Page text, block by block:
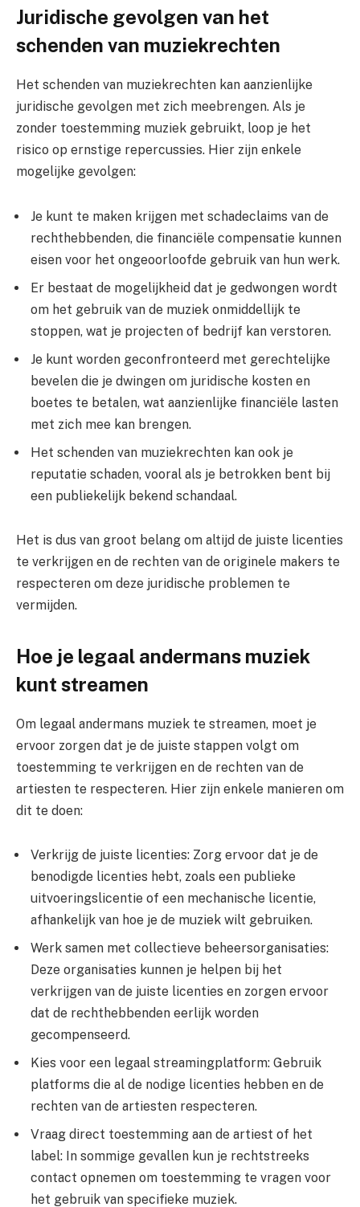
Juridische gevolgen van het
schenden van muziekrechten
Het schenden van muziekrechten kan aanzienlijke
juridische gevolgen met zich meebrengen. Als je
zonder toestemming muziek gebruikt, loop je het
risico op ernstige repercussies. Hier zijn enkele
mogelijke gevolgen:
Je kunt te maken krijgen met schadeclaims van de
rechthebbenden, die financiële compensatie kunnen
eisen voor het ongeoorloofde gebruik van hun werk.
Er bestaat de mogelijkheid dat je gedwongen wordt
om het gebruik van de muziek onmiddellijk te
stoppen, wat je projecten of bedrijf kan verstoren.
Je kunt worden geconfronteerd met gerechtelijke
bevelen die je dwingen om juridische kosten en
boetes te betalen, wat aanzienlijke financiële lasten
met zich mee kan brengen.
Het schenden van muziekrechten kan ook je
reputatie schaden, vooral als je betrokken bent bij
een publiekelijk bekend schandaal.
Het is dus van groot belang om altijd de juiste licenties
te verkrijgen en de rechten van de originele makers te
respecteren om deze juridische problemen te
vermijden.
Hoe je legaal andermans muziek
kunt streamen
Om legaal andermans muziek te streamen, moet je
ervoor zorgen dat je de juiste stappen volgt om
toestemming te verkrijgen en de rechten van de
artiesten te respecteren. Hier zijn enkele manieren om
dit te doen:
Verkrijg de juiste licenties: Zorg ervoor dat je de
benodigde licenties hebt, zoals een publieke
uitvoeringslicentie of een mechanische licentie,
afhankelijk van hoe je de muziek wilt gebruiken.
Werk samen met collectieve beheersorganisaties:
Deze organisaties kunnen je helpen bij het
verkrijgen van de juiste licenties en zorgen ervoor
dat de rechthebbenden eerlijk worden
gecompenseerd.
Kies voor een legaal streamingplatform: Gebruik
platforms die al de nodige licenties hebben en de
rechten van de artiesten respecteren.
Vraag direct toestemming aan de artiest of het
label: In sommige gevallen kun je rechtstreeks
contact opnemen om toestemming te vragen voor
het gebruik van specifieke muziek.